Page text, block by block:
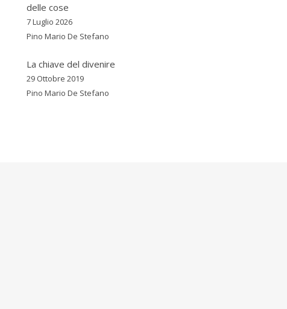
delle cose
7 Luglio 2026
Pino Mario De Stefano
La chiave del divenire
29 Ottobre 2019
Pino Mario De Stefano